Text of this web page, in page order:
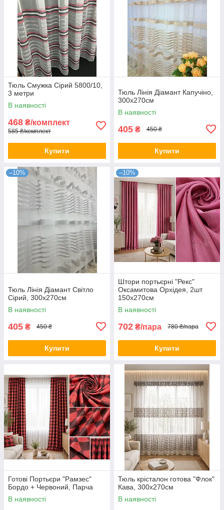
Тюль Смужка Сірий 5800/10,
3 метри
В наявності
468 ₴/комплект
585 ₴/комплект
Купити
Тюль Лінія Діамант Капучіно,
300х270см
В наявності
405 ₴ 450 ₴
Купити
–10%
Тюль Лінія Діамант Світло
Сірий, 300х270см
В наявності
405 ₴ 450 ₴
Купити
–10%
Штори портьєрні "Рекс"
Оксамитова Орхідея, 2шт
150х270см
В наявності
702 ₴/пара 780 ₴/пара
Купити
Готові Портьєри "Рамзес"
Бордо + Червоний, Парча
В наявності
Тюль крісталон готова "Флок"
Кава, 300х270см
В наявності